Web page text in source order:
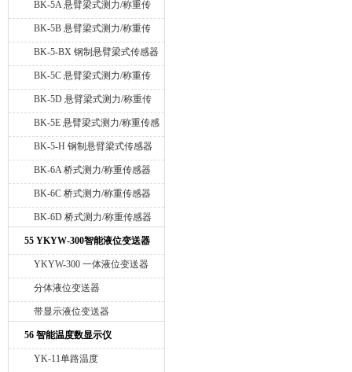
BK-5A 悬臂梁式测力/称重传
感器
BK-5B 悬臂梁式测力/称重传
感器
BK-5-BX 钢制悬臂梁式传感器
BK-5C 悬臂梁式测力/称重传
感器
BK-5D 悬臂梁式测力/称重传
感器
BK-5E 悬臂梁式测力/称重传感
器
BK-5-H 钢制悬臂梁式传感器
BK-6A 桥式测力/称重传感器
BK-6C 桥式测力/称重传感器
BK-6D 桥式测力/称重传感器
55 YKYW-300智能液位变送器
YKYW-300 一体液位变送器
分体液位变送器
带显示液位变送器
56 智能温度数显示仪
YK-11单路温度